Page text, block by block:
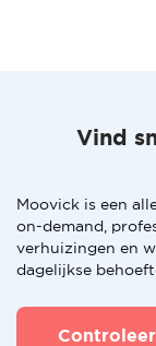
Vind
Moovick is een
on-demand,
verhuizingen en
dagelijkse